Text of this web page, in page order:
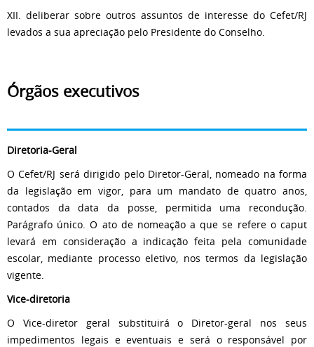
XII. deliberar sobre outros assuntos de interesse do Cefet/RJ
levados a sua apreciação pelo Presidente do Conselho.
Órgãos executivos
Diretoria-Geral
O Cefet/RJ será dirigido pelo Diretor-Geral, nomeado na forma
da legislação em vigor, para um mandato de quatro anos,
contados da data da posse, permitida uma recondução.
Parágrafo único. O ato de nomeação a que se refere o caput
levará em consideração a indicação feita pela comunidade
escolar, mediante processo eletivo, nos termos da legislação
vigente.
Vice-diretoria
O Vice-diretor geral substituirá o Diretor-geral nos seus
impedimentos legais e eventuais e será o responsável por